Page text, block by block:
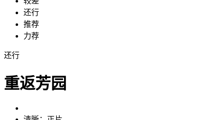
还行
推荐
力荐
还行
重返芳园